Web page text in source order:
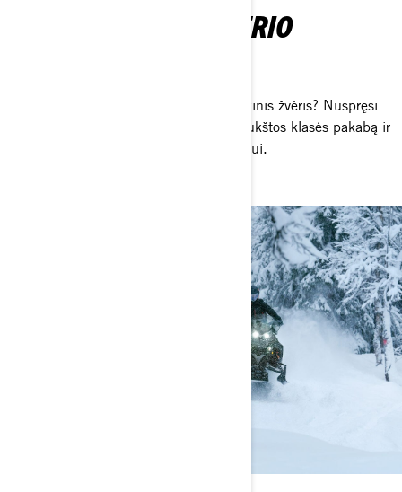
DVIGUBO CHARAKTERIO
Elegantiškas kelionių palydovas ar laukinis žvėris? Nuspręsi
pats su akseleratoriumi. Xterrain turi aukštos klasės pakabą ir
ergonomiką, sukurtą aktyviam važiavimui.